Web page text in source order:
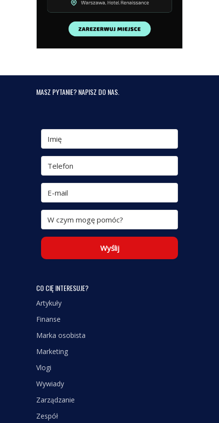
MASZ PYTANIE? NAPISZ DO NAS.
Wyślij
CO CIĘ INTERESUJE?
Artykuły
Finanse
Marka osobista
Marketing
Vlogi
Wywiady
Zarządzanie
Zespół